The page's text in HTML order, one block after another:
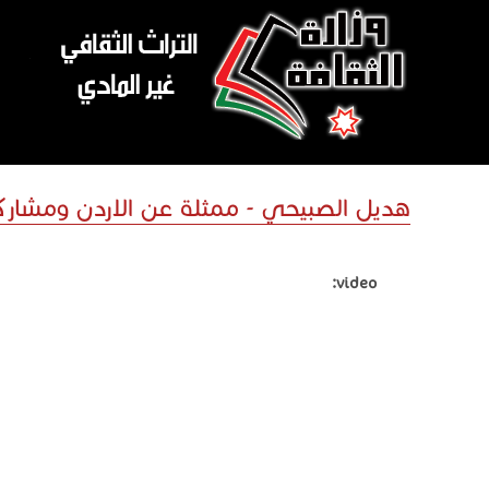
تجاوز إلى المحتوى الرئيسي
هديل الصبيحي - ممثلة عن الاردن
video: